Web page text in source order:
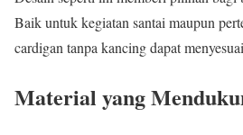
Baik untuk kegiatan santai maupun
cardigan tanpa kancing dapat
Material yang